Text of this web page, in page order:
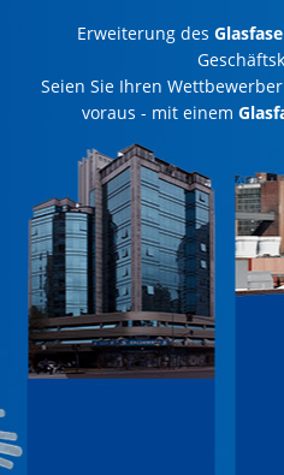
Erweiterung des
Seien Sie Ihren
voraus - mit einem